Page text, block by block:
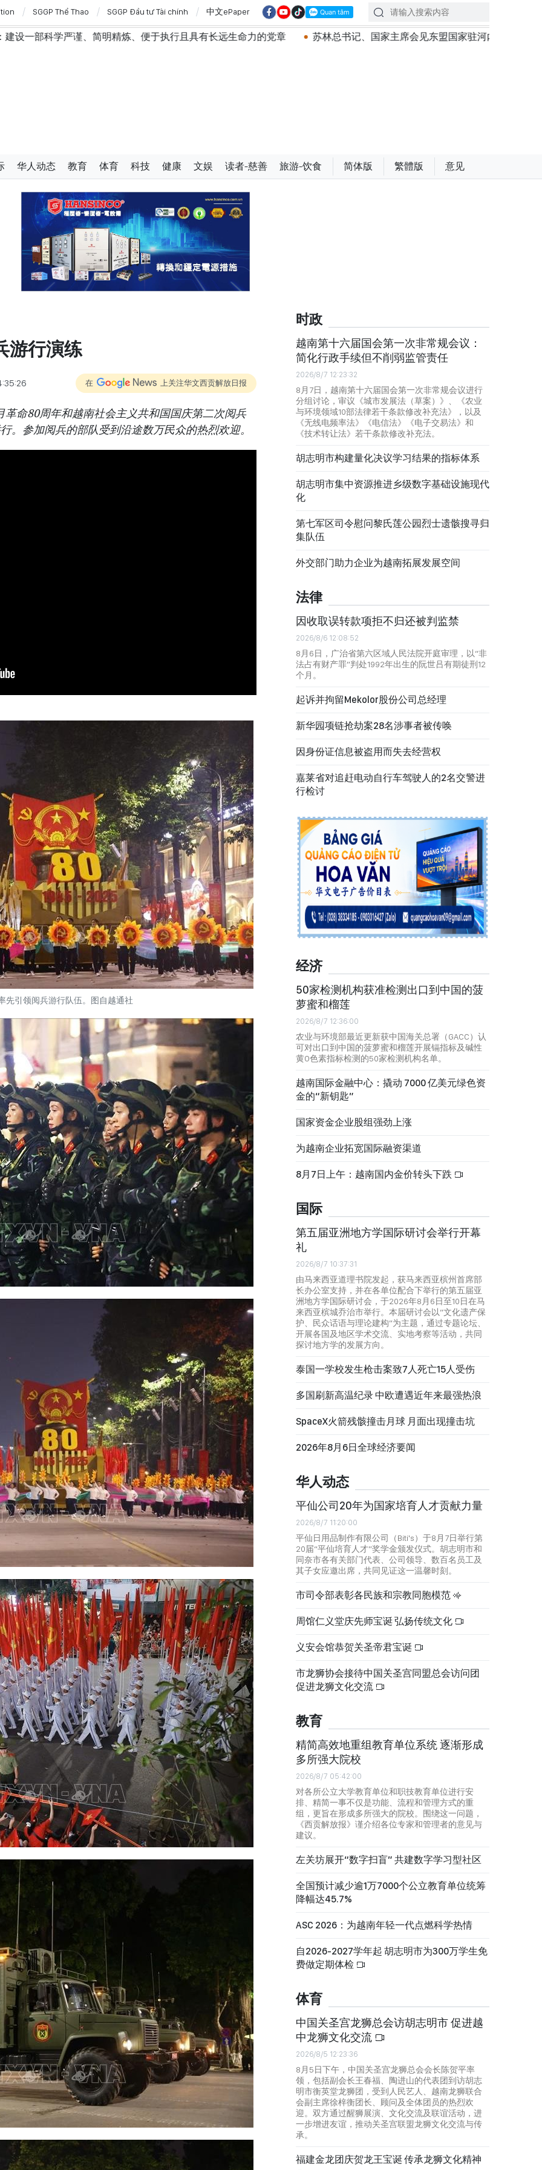
SGGP Thể Thao SGGP Đầu tư Tài chính 中文ePaper
、便于执行且具有长远生命力的党章 苏林总书记、国家主席会见东盟国家驻河内使节：共同建设团结、自强的东盟共同
华人动态 教育 体育 科技 健康 文娱 读者-慈善 旅游-饮食 简体版 繁體版 意见
游行演练
在 上关注华文西贡解放日报
命80周年和越南社会主义共和国国庆第二次阅兵
。参加阅兵的部队受到沿途数万民众的热烈欢迎。
先引领阅兵游行队伍。图自越通社
时政
越南第十六届国会第一次非常规会议：
简化行政手续但不削弱监管责任
2026/8/7 12:23:32
8月7日，越南第十六届国会第一次非常规会议进行
分组讨论，审议《城市发展法（草案）》、《农业
与环境领域10部法律若干条款修改补充法》，以及
《无线电频率法》《电信法》《电子交易法》和
《技术转让法》若干条款修改补充法。
胡志明市构建量化决议学习结果的指标体系
胡志明市集中资源推进乡级数字基础设施现代
化
第七军区司令慰问黎氏莲公园烈士遗骸搜寻归
集队伍
外交部门助力企业为越南拓展发展空间
法律
因收取误转款项拒不归还被判监禁
2026/8/6 12:08:52
8月6日，广治省第六区域人民法院开庭审理，以“非
法占有财产罪”判处1992年出生的阮世吕有期徒刑12
个月。
起诉并拘留Mekolor股份公司总经理
新华园项链抢劫案28名涉事者被传唤
因身份证信息被盗用而失去经营权
嘉莱省对追赶电动自行车驾驶人的2名交警进
行检讨
经济
50家检测机构获准检测出口到中国的菠
萝蜜和榴莲
2026/8/7 12:36:00
农业与环境部最近更新获中国海关总署（GACC）认
可对出口到中国的菠萝蜜和榴莲开展镉指标及碱性
黄O色素指标检测的50家检测机构名单。
越南国际金融中心：撬动 7000 亿美元绿色资
金的“新钥匙”
国家资金企业股组强劲上涨
为越南企业拓宽国际融资渠道
8月7日上午：越南国内金价转头下跌
国际
第五届亚洲地方学国际研讨会举行开幕
礼
2026/8/7 10:37:31
由马来西亚道理书院发起，获马来西亚槟州首席部
长办公室支持，并在各单位配合下举行的第五届亚
洲地方学国际研讨会，于2026年8月6日至10日在马
来西亚槟城乔治市举行。本届研讨会以“文化遗产保
护、民众话语与理论建构”为主题，通过专题论坛、
开展各国及地区学术交流、实地考察等活动，共同
探讨地方学的发展方向。
泰国一学校发生枪击案致7人死亡15人受伤
多国刷新高温纪录 中欧遭遇近年来最强热浪
SpaceX火箭残骸撞击月球 月面出现撞击坑
2026年8月6日全球经济要闻
华人动态
平仙公司20年为国家培育人才贡献力量
2026/8/7 11:20:00
平仙日用品制作有限公司（Biti's）于8月7日举行第
20届“平仙培育人才”奖学金颁发仪式。胡志明市和
同奈市各有关部门代表、公司领导、数百名员工及
其子女应邀出席，共同见证这一温馨时刻。
市司令部表彰各民族和宗教同胞模范
周馆仁义堂庆先师宝诞 弘扬传统文化
义安会馆恭贺关圣帝君宝诞
市龙狮协会接待中国关圣宫同盟总会访问团
促进龙狮文化交流
教育
精简高效地重组教育单位系统 逐渐形成
多所强大院校
2026/8/7 05:42:00
对各所公立大学教育单位和职技教育单位进行安
排、精简一事不仅是功能、流程和管理方式的重
组，更旨在形成多所强大的院校。围绕这一问题，
《西贡解放报》谨介绍各位专家和管理者的意见与
建议。
左关坊展开“数字扫盲” 共建数字学习型社区
全国预计减少逾1万7000个公立教育单位统筹
降幅达45.7%
ASC 2026：为越南年轻一代点燃科学热情
自2026-2027学年起 胡志明市为300万学生免
费做定期体检
体育
中国关圣宫龙狮总会访胡志明市 促进越
中龙狮文化交流
2026/8/5 12:23:36
8月5日下午，中国关圣宫龙狮总会会长陈贺平率
领，包括副会长王春福、陶进山的代表团到访胡志
明市衡英堂龙狮团，受到人民艺人、越南龙狮联合
会副主席徐梓衡团长、顾问及全体团员的热烈欢
迎。双方通过醒狮展演、文化交流及联谊活动，进
一步增进友谊，推动关圣宫联盟龙狮文化交流与传
承。
福建金龙团庆贺龙王宝诞 传承龙狮文化精神